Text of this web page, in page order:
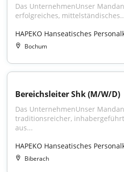
Das UnternehmenUnser
erfolgreiches,
HAPEKO Hanseatisches
Bochum
Bereichsleiter Shk (M/W/D)
Das UnternehmenUnser
traditionsreicher,
aus...
HAPEKO Hanseatisches
Biberach